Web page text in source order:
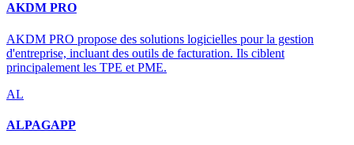
AKDM PRO
AKDM PRO propose des solutions logicielles pour la gestion
d'entreprise, incluant des outils de facturation. Ils ciblent
principalement les TPE et PME.
AL
ALPAGAPP